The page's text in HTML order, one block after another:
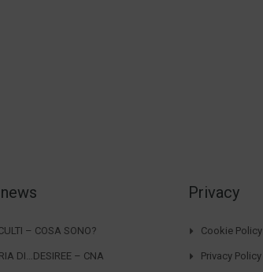
– COSA SONO?
DI…DESIREE – CNA
Privacy
Cookie Policy
Privacy Policy